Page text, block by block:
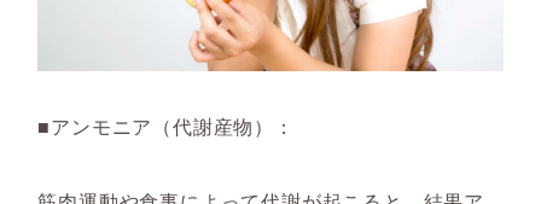
■アンモニア（代謝産物）：